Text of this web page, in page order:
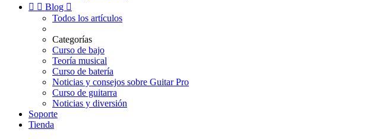
  Blog 
Todos los artículos
Categorías
Curso de bajo
Teoría musical
Curso de batería
Noticias y consejos sobre Guitar Pro
Curso de guitarra
Noticias y diversión
Soporte
Tienda